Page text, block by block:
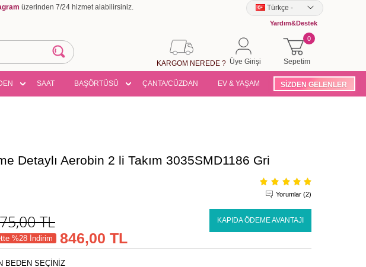
üzerinden 7/24 hizmet alabilirsiniz. Türkçe -
Yardım&Destek
Sepetim
0
Üye Girişi
KARGOM NEREDE ?
SAAT BAŞÖRTÜSÜ ÇANTA/CÜZDAN EV & YAŞAM SİZDEN GELENLER
Detaylı Aerobin 2 li Takım 3035SMD1186 Gri
Yorumlar (2)
TL KAPIDA ÖDEME AVANTAJI
%28 İndirim 846,00 TL
BEDEN SEÇİNİZ